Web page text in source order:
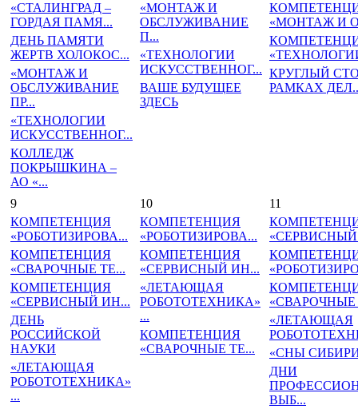
«СТАЛИНГРАД –
ГОРДАЯ ПАМЯ...
ДЕНЬ ПАМЯТИ
ЖЕРТВ ХОЛОКОС...
«МОНТАЖ И
ОБСЛУЖИВАНИЕ
ПР...
«ТЕХНОЛОГИИ
ИСКУССТВЕННОГ...
КОЛЛЕДЖ
ПОКРЫШКИНА –
АО «...
«МОНТАЖ И
ОБСЛУЖИВАНИЕ
П...
«ТЕХНОЛОГИИ
ИСКУССТВЕННОГ...
ВАШЕ БУДУЩЕЕ
ЗДЕСЬ
«МОНТАЖ И
КРУГЛЫЙ
РАМКАХ
9
КОМПЕТЕНЦИЯ
«РОБОТИЗИРОВА...
КОМПЕТЕНЦИЯ
«СВАРОЧНЫЕ ТЕ...
КОМПЕТЕНЦИЯ
«СЕРВИСНЫЙ ИН...
ДЕНЬ
РОССИЙСКОЙ
НАУКИ
«ЛЕТАЮЩАЯ
РОБОТОТЕХНИКА»
...
10
КОМПЕТЕНЦИЯ
«РОБОТИЗИРОВА...
КОМПЕТЕНЦИЯ
«СЕРВИСНЫЙ ИН...
«ЛЕТАЮЩАЯ
РОБОТОТЕХНИКА»
...
КОМПЕТЕНЦИЯ
«СВАРОЧНЫЕ ТЕ...
11
«СЕРВИСНЫЙ
«СВАРОЧНЫЕ
«ЛЕТАЮЩАЯ
«СНЫ
ДНИ
ВЫБ...